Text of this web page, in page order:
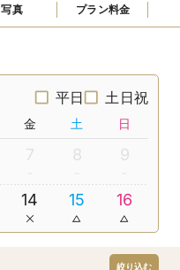
写真 プラン料金
平日 土日祝
金 土 日
7 8 9
14 15 16
絞り込む